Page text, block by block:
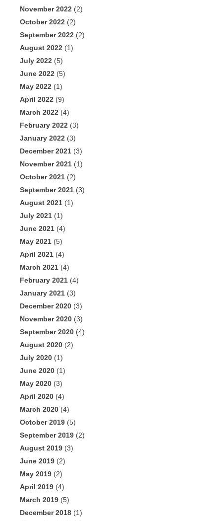
November 2022 (2)
October 2022 (2)
September 2022 (2)
August 2022 (1)
July 2022 (5)
June 2022 (5)
May 2022 (1)
April 2022 (9)
March 2022 (4)
February 2022 (3)
January 2022 (3)
December 2021 (3)
November 2021 (1)
October 2021 (2)
September 2021 (3)
August 2021 (1)
July 2021 (1)
June 2021 (4)
May 2021 (5)
April 2021 (4)
March 2021 (4)
February 2021 (4)
January 2021 (3)
December 2020 (3)
November 2020 (3)
September 2020 (4)
August 2020 (2)
July 2020 (1)
June 2020 (1)
May 2020 (3)
April 2020 (4)
March 2020 (4)
October 2019 (5)
September 2019 (2)
August 2019 (3)
June 2019 (2)
May 2019 (2)
April 2019 (4)
March 2019 (5)
December 2018 (1)